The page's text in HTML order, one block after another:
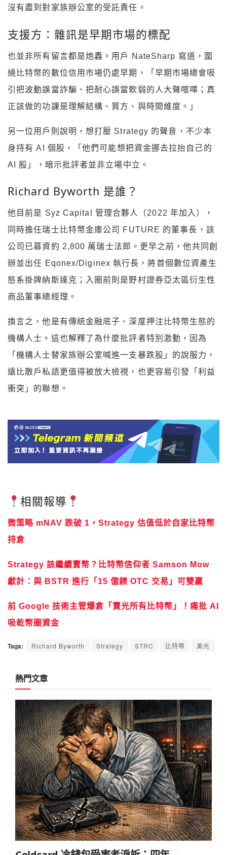
沒有盡到對家族辦公室的受託責任。
支援方：雜訊是早期市場的標配
也並非所有留言都是炮轟。用戶 NateSharp 寫道，圍
繞比特幣的數位信用市場仍處早期，「早期市場總會吸
引把波動誤當詐騙、把耐心誤當軟弱的人大聲喧嘩；真
正該做的功課是理解結構、買方、與時間維度。」
另一位用戶則說明，想打壓 Strategy 的聲音，不少本
身持有 AI 個股，「他們可能想把資金挪去拉抬自己的
AI 股」，暗示批評者並非立場中立。
Richard Byworth 是誰？
他目前是 Syz Capital 管理合夥人（2022 年加入），
同時擔任瑞士比特幣金庫公司 FUTURE 的董事長，該
公司已募資約 2,800 萬瑞士法郎。更早之前，他共同創
辦並出任 Eqonex/Diginex 執行長，將首個數位資產生
態系掛牌納斯達克；入圈前則是野村證券亞太區衍生性
商品董事總經理。
換言之，他是有傳統金融底子、深度押注比特幣生態的
機構人士。這也解釋了為什麼批評者特別激動，因為
「機構人士替家族辦公室喊進一支暴跌股」的說服力，
遠比散戶私語更值得被放大檢視，也更容易引發「利益
衝突」的聯想。
相關報導
微策略 mNAV 跌破 1，Strategy 估值低於自家比特幣
持倉
Strategy 該繼續賣幣？比特幣信仰者 Samson Mow
獻計：與 BSTR 進行「15 億鎂 OTC 交易」可雙贏
前 Google 技術主管爆倉「賣光所有比特幣」！痛批 AI
吸乾幣圈資金
Tags: Richard Byworth Strategy STRC 比特幣 美光
熱門文章